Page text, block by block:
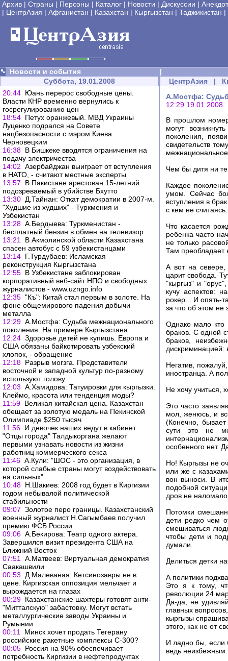
Архив | Страны | Персоны | Каталог | Новости | Дискуссии |
| ЦентрАзия | Афганистан | Казахстан | Кыргызстан | Таджикистан |
Новости и события
|
Суббота, 19.01.2008
20:44 Юань перерос свободные цены.
Власти КНР временно вернулись к
госрегулированию цен
18:54 Петух оранжевый. МВД Украины
Луценко подрался на Совете
нацбезопасности с мэром Киева
Черновецким
16:38 В Бишкеке вводятся ограничения на
подачу электричества
14:02 Азербайджан выиграет от вступления
в НАТО, - считают местные эксперты
13:57
В Пакистане арестован 15-летний
подозреваемый в убийстве Бхутто
13:30 Д.Тайнан: Откат демократии в 2007-м.
"Худшие из худших" - Туркмения и
Узбекистан
13:28 А.Бердыева: Туркменистан -
бесплатный бензин в обмен на телевизор
13:21
В Акмолинской области Казахстана
спасен автобус с 59 узбекистанцами
13:14 Г.Турдубаев: Исламская
реконструкция Кыргызстана
12:55 В Узбекистане заблокирован
корпоративный веб-сайт НПО и свободных
журналистов - www.uzngo.info
12:35 "Къ": Китай стал первым в золоте. На
фоне общемирового падения добычи
металла
12:29 А.Мостфа: Судьба межнационального
поколения. На примере Кыргызстана
12:24 Здоровье детей не купишь. Европа и
США обязаны байкотировать узбекский
хлопок, - обращение
12:18 Разрыв могзга. Представители
восточной и западной культур по-разному
используют голову
12:03 А.Хамидова: Татуировки для кыргызки.
Клеймо, красота или тенденция моды?
11:59 Великая китайская цена. Казахстан
обещает за золотую медаль на Пекинской
Олимпиаде $250 тысяч
11:56 И девочек наших ведут в кабинет.
"Отцы города" Талдыкоргана желают
первыми узнавать новости из жизни
работниц коммерческого секса
11:46 А.Кули: "ШОС - это организация, в
которой слабые страны могут воздействовать
на сильных"
10:48 Н.Шакиев: 2008 год будет в Киргизии
годом небывалой политической
стабильности
09:07 Золотое перо границы. Казахстанский
военный журналист Н.Сагымбаев получил
премию ФСБ России
09:06 А.Бекирова: Театр одного актера.
Завершился визит президента США на
Ближний Восток
07:51
А.Матвеев: Виртуальная демократия
Саакашвили
00:53
Д.Малеваная: Кетсинозавры не в
цене. Киргизская оппозиция мельчает и
вырождается на глазах
00:29 Казахстанские шахтеры готовят анти-
"Митталскую" забастовку. Могут встать
металлургические заводы Украины и
Румынии
00:11
Минск хочет продать Тегерану
российские ракетные комплексы С-300?
00:05 Россия на 90% обеспечивает
потребность Киргизии в нефтепродуктах
ЦентрАзия |
А.Мостфа:
12:29 19.01.2008
В прошлом
могут
поколения,
свидетельств
Чем бы дитя ни
Каждое
умом. Сейчас
вступления в
с кем не
Что касается
ребенка часто
не только
Там преобладает
А вот на
царит свобода.
"кыргыз" и
кучу аспектов:
рокер... И опять-
за что об этом
Однако мало кто
браков. С одной
браков,
дискриминацией:
Негатив,
иностранца. А
Не хочу учиться,
Это часто
мол, женюсь, и
(Конечно,
сути это не
особенного нет.
Но! Кыргызы не
или же с
вон выноси. В
подобной
дров не
Потомки
дети редко чем
смешиваться
чтобы дети и
думали.
Делиться детки
А политики
Это я к тому,
революции 24
Да-да, не
главных
кыргызы
этого, как не от
И ладно бы, если
ведь неизбежным